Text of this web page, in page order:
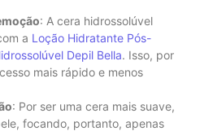
: A cera hidrossolúvel
a Loção Hidratante Pós-
Depil Bella. Isso, por
mais rápido e menos
: Por ser uma cera mais suave,
focando, portanto, apenas